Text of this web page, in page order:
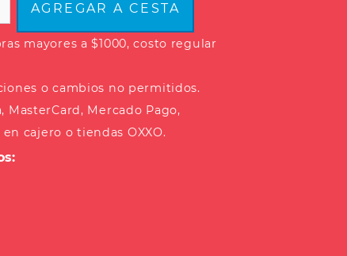
AGREGAR A CESTA
mayores a $1000, costo regular
o cambios no permitidos.
MasterCard, Mercado Pago,
cajero o tiendas OXXO.